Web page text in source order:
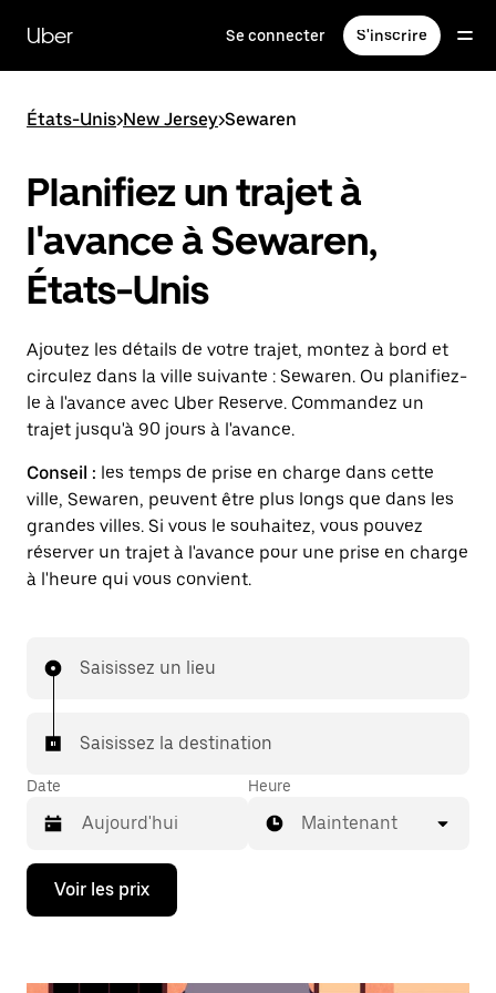
contenu
principal
Uber Se connecter S'inscrire
États-Unis>New Jersey>Sewaren
Planifiez un trajet à
l'avance à Sewaren,
États-Unis
Ajoutez les détails de votre trajet, montez à bord et
circulez dans la ville suivante : Sewaren. Ou planifiez-
le à l'avance avec Uber Reserve. Commandez un
trajet jusqu'à 90 jours à l'avance.
Conseil : les temps de prise en charge dans cette
ville, Sewaren, peuvent être plus longs que dans les
grandes villes. Si vous le souhaitez, vous pouvez
réserver un trajet à l'avance pour une prise en charge
à l'heure qui vous convient.
Saisissez un lieu
Saisissez la destination
Date
Appuyez
la
Heure
Maintenant
Voir les prix